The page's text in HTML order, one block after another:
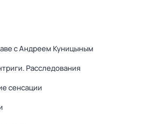
с Андреем Куницыным
Расследования
сенсации